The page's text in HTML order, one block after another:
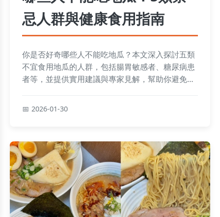
忌人群與健康食用指南
你是否好奇哪些人不能吃地瓜？本文深入探討五類
不宜食用地瓜的人群，包括腸胃敏感者、糖尿病患
者等，並提供實用建議與專家見解，幫助你避免健
2026-01-30